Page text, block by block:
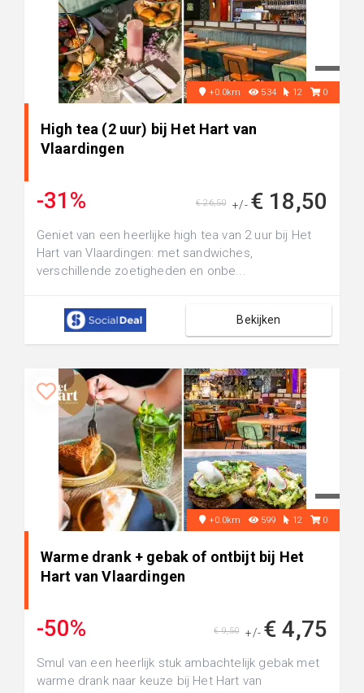
+0.0km 534 12 0
High tea (2 uur) bij Het Hart van
Vlaardingen
-31% +/- € 18,50
€ 26,50
Geniet van een heerlijke high tea van 2 uur bij Het
Hart van Vlaardingen: met sandwiches,
verschillende zoetigheden en onbe...
Bekijken
+0.0km 599 12 0
Warme drank + gebak of ontbijt bij Het
Hart van Vlaardingen
-50% +/- € 4,75
€ 9,50
Smul van een heerlijk stuk ambachtelijk gebak met
warme drank naar keuze bij Het Hart van